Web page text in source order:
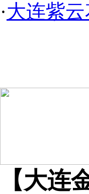
·大连紫
【大连